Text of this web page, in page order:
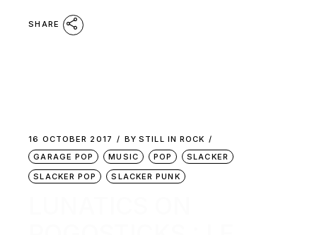
SHARE
16 OCTOBER 2017 BY STILL IN ROCK
GARAGE POP
MUSIC POP
SLACKER
SLACKER POP
SLACKER PUNK